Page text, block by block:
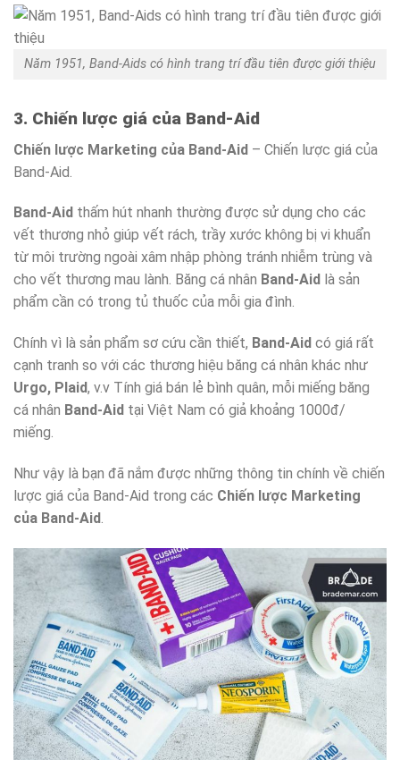
Năm 1951, Band-Aids có hình trang trí đầu tiên được giới thiệu
3. Chiến lược giá của Band-Aid
Chiến lược Marketing của Band-Aid – Chiến lược giá của
Band-Aid.
Band-Aid thấm hút nhanh thường được sử dụng cho các
vết thương nhỏ giúp vết rách, trầy xước không bị vi khuẩn
từ môi trường ngoài xâm nhập phòng tránh nhiễm trùng và
cho vết thương mau lành. Băng cá nhân Band-Aid là sản
phẩm cần có trong tủ thuốc của mỗi gia đình.
Chính vì là sản phẩm sơ cứu cần thiết, Band-Aid có giá rất
cạnh tranh so với các thương hiệu băng cá nhân khác như
Urgo, Plaid, v.v Tính giá bán lẻ bình quân, mỗi miếng băng
cá nhân Band-Aid tại Việt Nam có giả khoảng 1000đ/
miếng.
Như vậy là bạn đã nắm được những thông tin chính về chiến
lược giá của Band-Aid trong các Chiến lược Marketing
của Band-Aid.